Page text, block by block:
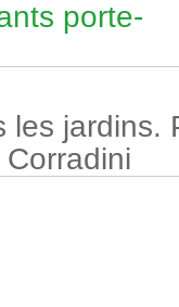
porte-
les jardins.
Corradini